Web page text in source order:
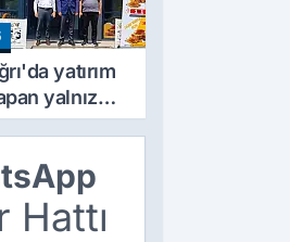
yatırım
yalnız
Hattı